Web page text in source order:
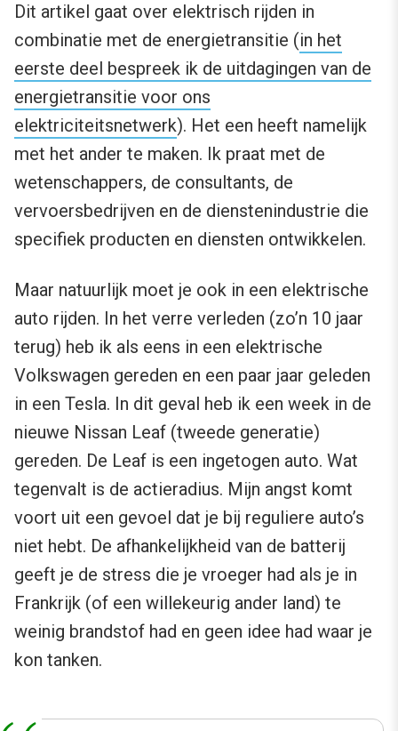
Dit artikel gaat over elektrisch rijden in
combinatie met de energietransitie (in het
eerste deel bespreek ik de uitdagingen van de
energietransitie voor ons
elektriciteitsnetwerk). Het een heeft namelijk
met het ander te maken. Ik praat met de
wetenschappers, de consultants, de
vervoersbedrijven en de dienstenindustrie die
specifiek producten en diensten ontwikkelen.
Maar natuurlijk moet je ook in een elektrische
auto rijden. In het verre verleden (zo’n 10 jaar
terug) heb ik als eens in een elektrische
Volkswagen gereden en een paar jaar geleden
in een Tesla. In dit geval heb ik een week in de
nieuwe Nissan Leaf (tweede generatie)
gereden. De Leaf is een ingetogen auto. Wat
tegenvalt is de actieradius. Mijn angst komt
voort uit een gevoel dat je bij reguliere auto’s
niet hebt. De afhankelijkheid van de batterij
geeft je de stress die je vroeger had als je in
Frankrijk (of een willekeurig ander land) te
weinig brandstof had en geen idee had waar je
kon tanken.